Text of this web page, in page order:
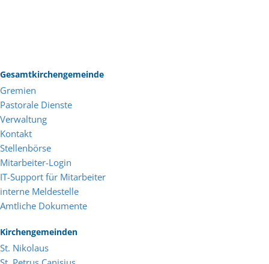
Gesamtkirchengemeinde
Gremien
Pastorale Dienste
Verwaltung
Kontakt
Stellenbörse
Mitarbeiter-Login
IT-Support für Mitarbeiter
interne Meldestelle
Amtliche Dokumente
Kirchengemeinden
St. Nikolaus